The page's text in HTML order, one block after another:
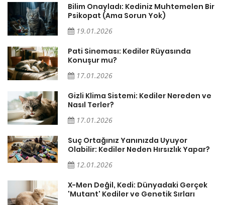
Bilim Onayladı: Kediniz Muhtemelen Bir
Psikopat (Ama Sorun Yok)
19.01.2026
Pati Sineması: Kediler Rüyasında
Konuşur mu?
17.01.2026
Gizli Klima Sistemi: Kediler Nereden ve
Nasıl Terler?
17.01.2026
Suç Ortağınız Yanınızda Uyuyor
Olabilir: Kediler Neden Hırsızlık Yapar?
12.01.2026
X-Men Değil, Kedi: Dünyadaki Gerçek
'Mutant' Kediler ve Genetik Sırları